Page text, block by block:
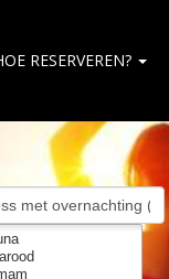
RESERVEREN?